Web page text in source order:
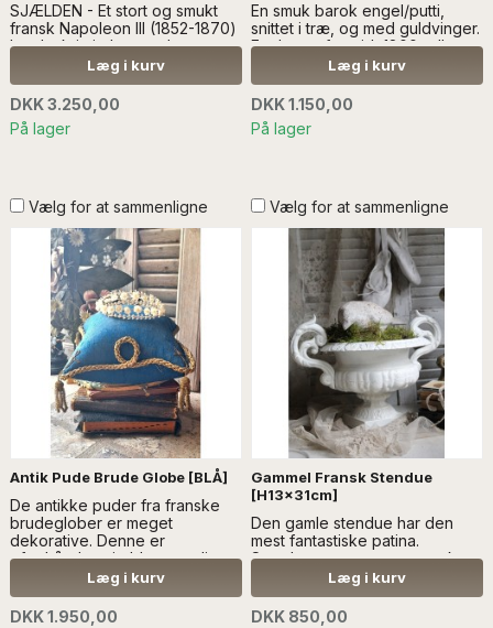
SJÆLDEN - Et stort og smukt
fransk Napoleon III (1852-1870)
brudeskrin i glas, med
messingrammer. Puden i skrinet
er rød velour..Læs mere
SÆLGES UDEN ANDEN
DEKORATION - KAN IKKE
SENDES MED STØRRE VARER.
Læg i kurv
DKK 3.250,00
På lager
En smuk barok engel/putti,
snittet i træ, og med guldvinger.
Englen er fra midt 1800-tallet.
Englen er sat på en stang, på
en base...Læs mere SÆLGES
UDEN ANDEN DEKORATION.
Læg i kurv
DKK 1.150,00
På lager
Vælg for at sammenligne
Antik Pude Brude Globe [BLÅ]
De antikke puder fra franske
brudeglober er meget
dekorative. Denne er
efterhånden sjælden, nemlig
blå velour med dekoration i
guldtråd. - læs mere SÆLGES
UDEN ANDEN DEKORATION
Læg i kurv
DKK 1.950,00
Vælg for at sammenligne
Gammel Fransk Stendue
[H13x31cm]
Den gamle stendue har den
mest fantastiske patina.
Stenduen er en meget smuk
dekoration. Også i haven...læs
mere SÆLGES UDEN ANDEN
DEKORATION
Læg i kurv
DKK 850,00